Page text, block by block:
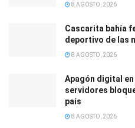
8 AGOSTO, 2026
Cascarita bahía
deportivo de las
8 AGOSTO, 2026
Apagón digital en
servidores
país
8 AGOSTO, 2026